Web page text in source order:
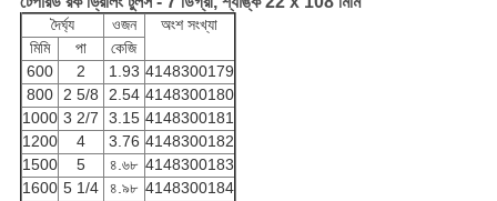
দৈর্ঘ্য ওজন
অংশ সংখ্যা
মিমি
পা
কেজি
600
2 1.93 4148300179
800
2 5/8 2.54 4148300180
1000 3 2/7 3.15 4148300181
1200
4 3.76 4148300182
1500
5 ৪.৬৮ 4148300183
1600 5 1/4 ৪.৯৮ 4148300184